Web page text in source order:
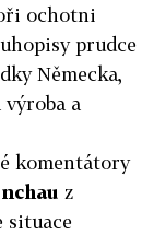
ochotni
prudce
Německa,
a
komentátory
z
situace